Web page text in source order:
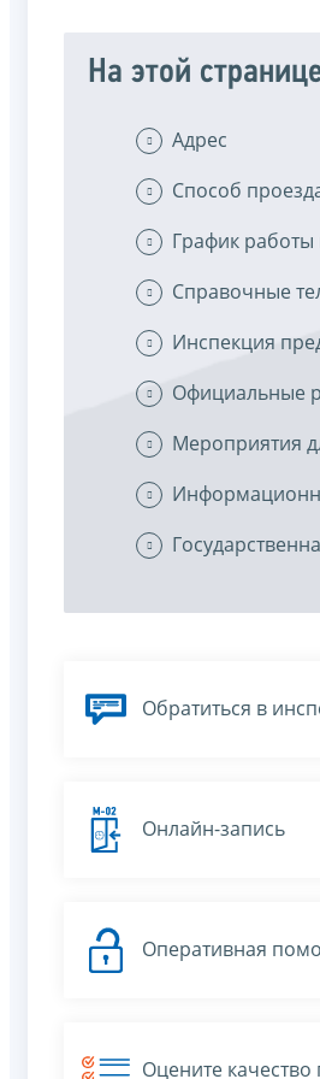
На этой
Адрес
Способ
График
Справочные
Инспекция
Официальные
Мероприятия
Обратиться в
Онлайн-запись
Оперативная
Оцените качество